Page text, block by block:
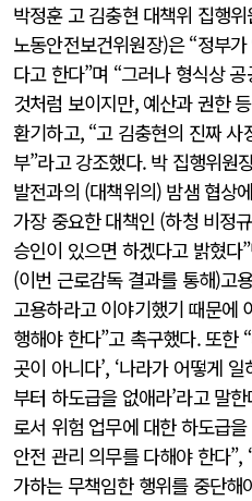
박정훈 고 김충현 대책위 집행
노동안전보건위원장)은 “정부
다고 한다”며 “그러나 형식상
것처럼 보이지만, 예산과 권한
환기하고, “고 김충현의 진짜
부”라고 강조했다. 박 집행위원
발전과의 (대책위의) 밤샘 협상
가장 중요한 대책인 (하청 비정
승인이 있으면 하겠다고 밝혔다
(이번 근로감독 결과를 통해)고
고용하라고 이야기했기 때문에
행해야 한다”고 촉구했다. 또한
곳이 아니다’, ‘나라가 어떻게
부터 하도급을 없애라’라고 말
로서 위험 업무에 대한 하도급
안전 관리 의무를 다해야 한다
가하는 무책임한 행위를 중단해